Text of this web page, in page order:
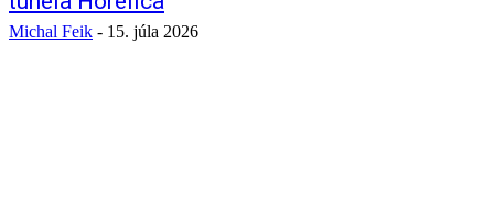
Michal Feik - 15. júla 2026